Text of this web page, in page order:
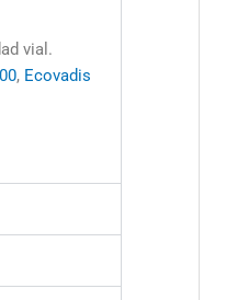
vial.
, Ecovadis